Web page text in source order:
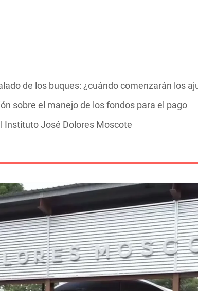
de los buques: ¿cuándo comenzarán los
sobre el manejo de los fondos para el pago
Instituto José Dolores Moscote